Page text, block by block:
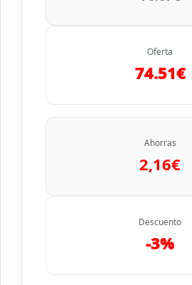
Oferta
74.51€
Ahorras
2,16€
Descuento
-3%